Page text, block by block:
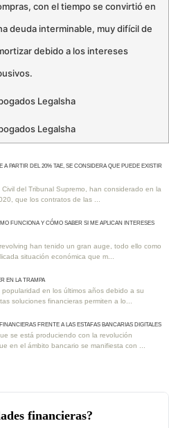
con el tiempo se convirtió en
deuda interminable, muy difícil de
debido a los intereses
Legalsha
Legalsha
PARTIR DEL 20% TAE, SE CONSIDERA QUE PUEDE EXISTIR
del Tribunal Supremo, han considerado en la
que los contratos de las ...
FUNCIONA Y CÓMO SABER SI ME APLICAN INTERESES
han tenido un gran auge, todo ello como
situación económica que m...
en la Trampa
en los últimos años debido a su
soluciones financieras permiten a lo...
FRENTE A LAS ESTAFAS BANCARIAS DIGITALES
se está produciendo con la revolución
en el ámbito bancario se manifiesta con ...
financieras?